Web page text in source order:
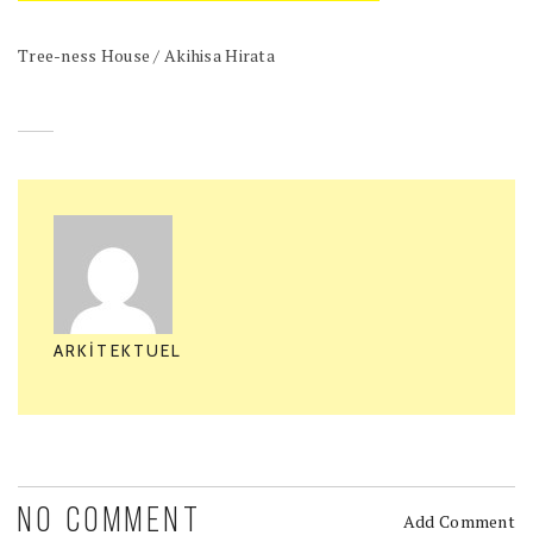
Tree-ness House / Akihisa Hirata
ARKITEKTUEL
NO COMMENT Add Comment